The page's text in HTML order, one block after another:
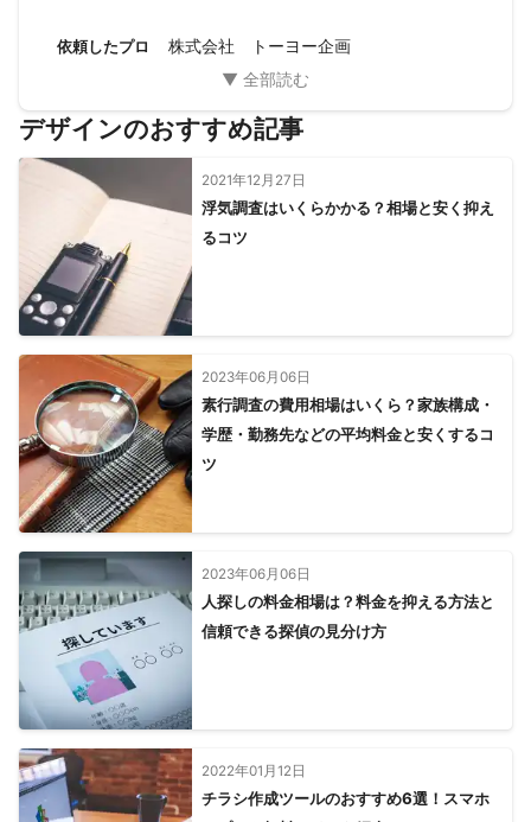
取材業務全般、テープ起こし、座談会の企画、取材からの原稿作
原稿執筆、リライト
編集、校正
各種レイアウト
Texデータを利用した書籍作成
J-STAGE支援
依頼したプロ 株式会社 トーヨー企画
デザインのおすすめ記事
2021年12月27日
浮気調査はいくらかかる？相場と安く抑え
るコツ
2023年06月06日
素行調査の費用相場はいくら？家族構成・
学歴・勤務先などの平均料金と安くするコ
ツ
2023年06月06日
人探しの料金相場は？料金を抑える方法と
信頼できる探偵の見分け方
2022年01月12日
チラシ作成ツールのおすすめ6選！スマホ